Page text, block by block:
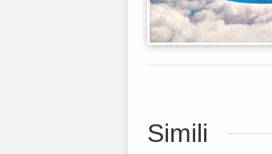
Simili